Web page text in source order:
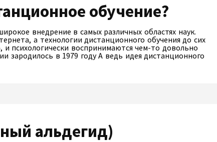
обучение?
внедрение в самых различных областях наук.
а технологии дистанционного обучения до сих
психологически воспринимаются чем-то довольно
зародилось в 1979 году А ведь идея дистанционного
альдегид)